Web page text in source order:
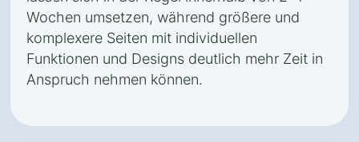
Wochen umsetzen, während größere und
komplexere Seiten mit individuellen
Funktionen und Designs deutlich mehr Zeit in
Anspruch nehmen können.